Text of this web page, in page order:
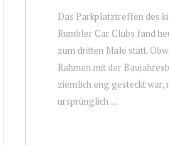
Das Parkplatztreffen des
Rumbler Car Clubs fand
zum dritten Male statt.
Rahmen mit der
ziemlich eng gesteckt war,
ursprünglich ...